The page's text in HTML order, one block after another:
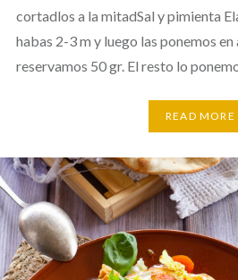
cortadlos a la mitadSal y pimienta
habas 2-3 m y luego las ponemos
reservamos 50 gr. El resto lo
READ MORE